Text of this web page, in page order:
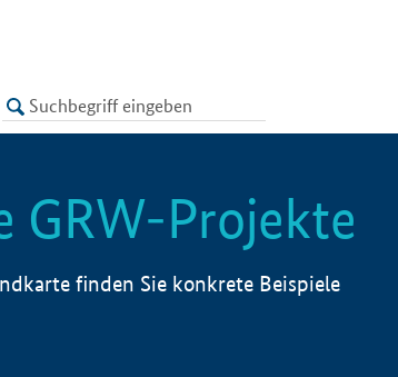
GRW-Projekte
finden Sie konkrete Beispiele